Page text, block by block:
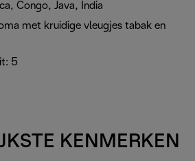
Congo, Java, India
met kruidige vleugjes tabak en
5
KENMERKEN